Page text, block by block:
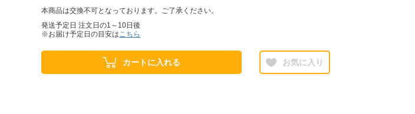
本商品は交換不可となっております。ご了承ください。
発送予定日 注文日の1～10日後
※お届け予定日の目安はこちら
カートに入れる お気に入り